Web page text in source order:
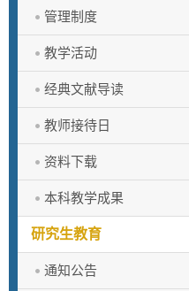
管理制度
教学活动
经典文献导读
教师接待日
资料下载
本科教学成果
研究生教育
通知公告